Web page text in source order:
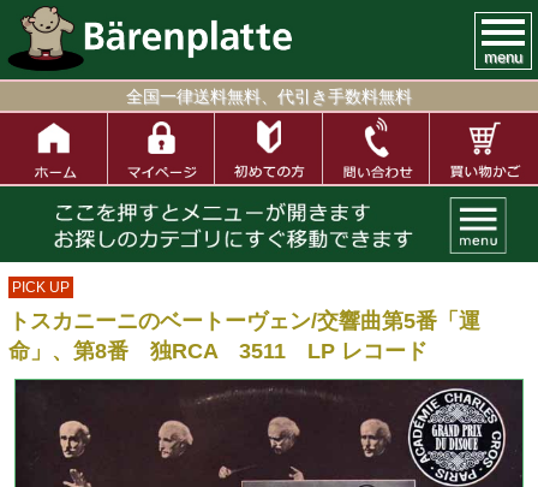
menu
全国一律送料無料、代引き手数料無料
PICK UP
トスカニーニのベートーヴェン/交響曲第5番「運
命」、第8番 独RCA 3511 LP レコード